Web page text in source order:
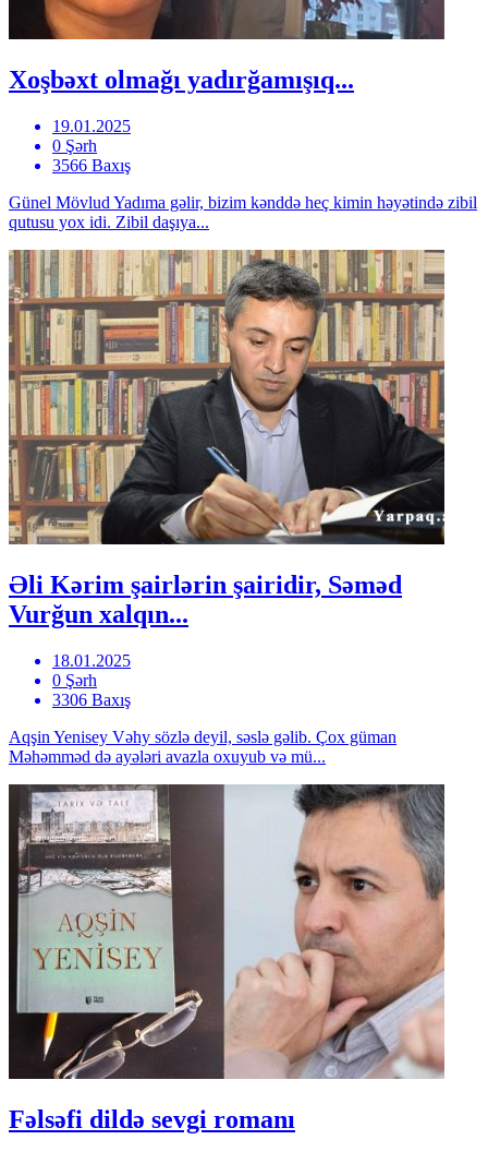
Xoşbəxt olmağı yadırğamışıq...
19.01.2025
0 Şərh
3566 Baxış
Günel Mövlud Yadıma gəlir, bizim kənddə heç kimin həyətində zibil
qutusu yox idi. Zibil daşıya...
Əli Kərim şairlərin şairidir, Səməd
Vurğun xalqın...
18.01.2025
0 Şərh
3306 Baxış
Aqşin Yenisey Vəhy sözlə deyil, səslə gəlib. Çox güman
Məhəmməd də ayələri avazla oxuyub və mü...
Fəlsəfi dildə sevgi romanı